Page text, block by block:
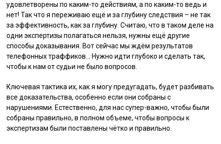
удовлетворены по каким-то действиям, а по каким-то ведь и
нет! Так что я переживаю ещё и за глубину следствия – не так
за эффективность, как за глубину. Считаю, что в таком деле на
одни экспертизы полагаться нельзя, нужны ещё другие
способы доказывания. Вот сейчас мы ждём результатов
телефонных траффиков… Нужно идти глубоко и сделать так,
чтобы к нам от судьи не было вопросов.
Ключевая тактика их, как я могу предугадать, будет разбивать
все доказательства, особенно если они собраны с
нарушениями. Естественно, для нас супер-важно, чтобы были
собраны правильно, в полном объеме, чтобы вопросы к
экспертизам были поставлены чётко и правильно.